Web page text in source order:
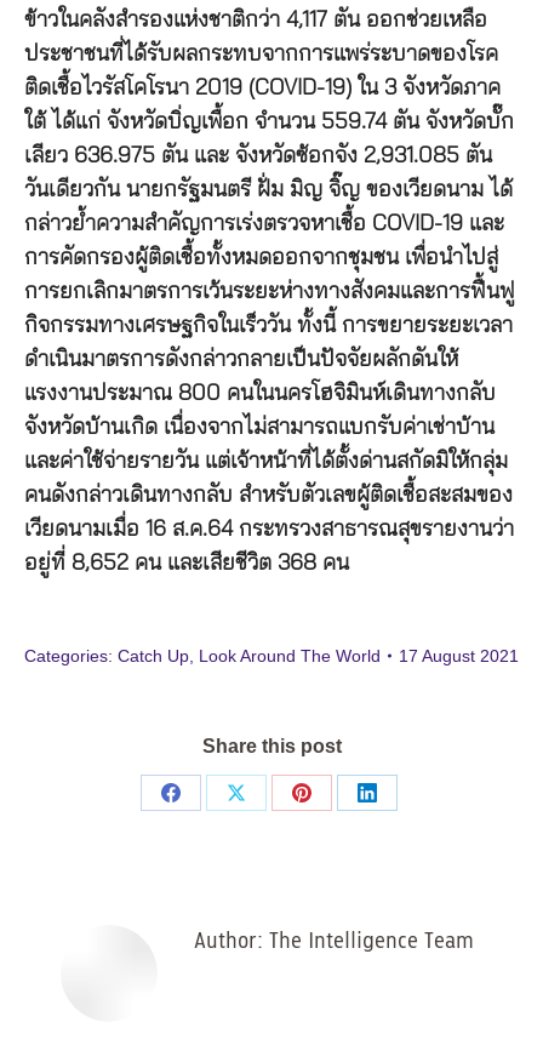
ข้าวในคลังสำรองแห่งชาติกว่า 4,117 ตัน ออกช่วยเหลือ
ประชาชนที่ได้รับผลกระทบจากการแพร่ระบาดของโรค
ติดเชื้อไวรัสโคโรนา 2019 (COVID-19) ใน 3 จังหวัดภาค
ใต้ ได้แก่ จังหวัดบิ่ญเพื้อก จำนวน 559.74 ตัน จังหวัดบั๊ก
เลียว 636.975 ตัน และ จังหวัดซ้อกจัง 2,931.085 ตัน
วันเดียวกัน นายกรัฐมนตรี ฝั่ม มิญ จิ๊ญ ของเวียดนาม ได้
กล่าวย้ำความสำคัญการเร่งตรวจหาเชื้อ COVID-19 และ
การคัดกรองผู้ติดเชื้อทั้งหมดออกจากชุมชน เพื่อนำไปสู่
การยกเลิกมาตรการเว้นระยะห่างทางสังคมและการฟื้นฟู
กิจกรรมทางเศรษฐกิจในเร็ววัน ทั้งนี้ การขยายระยะเวลา
ดำเนินมาตรการดังกล่าวกลายเป็นปัจจัยผลักดันให้
แรงงานประมาณ 800 คนในนครโฮจิมินห์เดินทางกลับ
จังหวัดบ้านเกิด เนื่องจากไม่สามารถแบกรับค่าเช่าบ้าน
และค่าใช้จ่ายรายวัน แต่เจ้าหน้าที่ได้ตั้งด่านสกัดมิให้กลุ่ม
คนดังกล่าวเดินทางกลับ สำหรับตัวเลขผู้ติดเชื้อสะสมของ
เวียดนามเมื่อ 16 ส.ค.64 กระทรวงสาธารณสุขรายงานว่า
อยู่ที่ 8,652 คน และเสียชีวิต 368 คน
Categories: Catch Up, Look Around The World 17 August 2021
Share this post
Share
Share
Share
Share
Author: The Intelligence Team